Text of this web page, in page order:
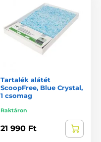
Tartalék alátét
ScoopFree, Blue Crystal,
1 csomag
Raktáron
21 990 Ft